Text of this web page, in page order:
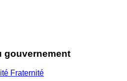
gouvernement